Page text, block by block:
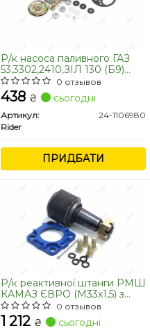
Р/к насоса паливного ГАЗ
53,3302,2410,ЗІЛ 130 (Б9)
(RIDER)
0 отзывов
438 ₴ сьогодні
Артикул:
24-1106980
Rider
ПРИДБАТИ
Р/к реактивної штанги РМШ
КАМАЗ ЄВРО (М33х1,5) з
гайкою (RIDER)0 отзывов
1 212 ₴ сьогодні